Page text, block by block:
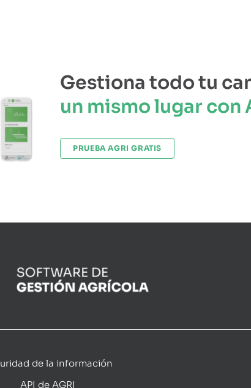
Gestiona todo tu
un mismo lugar con
PRUEBA AGRI GRATIS
de la información
API de AGRI